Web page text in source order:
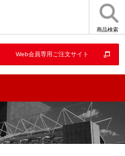
商品検索
Web会員専用ご注文サイト